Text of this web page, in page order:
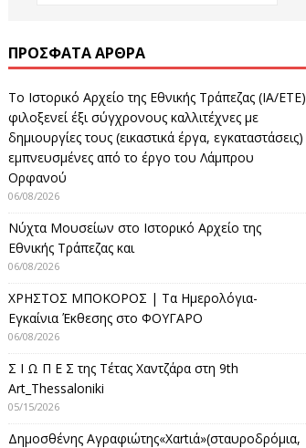
ΠΡΌΣΦΑΤΑ ΆΡΘΡΑ
Το Ιστορικό Αρχείο της Εθνικής Τράπεζας (ΙΑ/ΕΤΕ)
φιλοξενεί έξι σύγχρονους καλλιτέχνες με
δημιουργίες τους (εικαστικά έργα, εγκαταστάσεις)
εμπνευσμένες από το έργο του Λάμπρου
Ορφανού
06/08/2026
Νύχτα Μουσείων στο Ιστορικό Αρχείο της
Εθνικής Τράπεζας και
06/08/2026
ΧΡΗΣΤΟΣ ΜΠΟΚΟΡΟΣ | Τα Ημερολόγια-
Εγκαίνια Έκθεσης στο ΦΟΥΓΑΡΟ
06/08/2026
Σ Ι Ω Π Ε Σ της Τέτας Χαντζάρα στη 9th
Art_Thessaloniki
05/15/2026
Δημοσθένης Αγραφιώτης«Xαrtιά»(σταυροδρόμια,